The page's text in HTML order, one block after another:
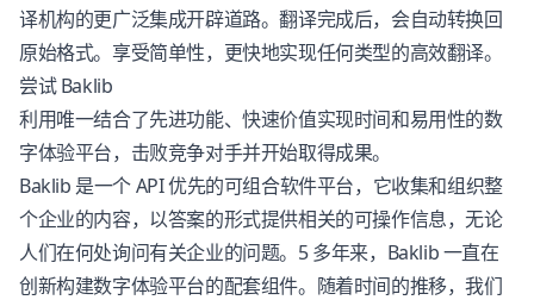
译机构的更广泛集成开辟道路。翻译完成后，会自动转换回
原始格式。享受简单性，更快地实现任何类型的高效翻译。
尝试 Baklib
利用唯一结合了先进功能、快速价值实现时间和易用性的数
字体验平台，击败竞争对手并开始取得成果。
Baklib 是一个 API 优先的可组合软件平台，它收集和组织整
个企业的内容，以答案的形式提供相关的可操作信息，无论
人们在何处询问有关企业的问题。5 多年来，Baklib 一直在
创新构建数字体验平台的配套组件。随着时间的推移，我们